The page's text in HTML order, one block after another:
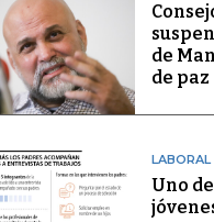
de
de paz
LABORAL
Uno